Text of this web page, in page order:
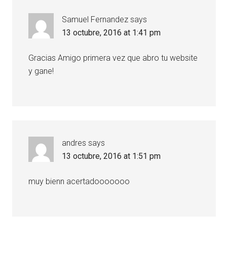
Samuel Fernandez says
13 octubre, 2016 at 1:41 pm
Gracias Amigo primera vez que abro tu website
y gane!
andres says
13 octubre, 2016 at 1:51 pm
muy bienn acertadooooooo